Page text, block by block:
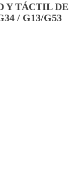
Y TÁCTIL DE
/ G13/G53